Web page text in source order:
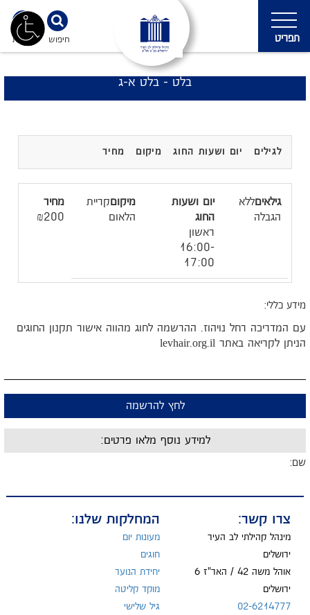
תפריט נגישות חיפוש
בלט - בלט א-ג
לגילים יום ושעות החוג מיקום מחיר
ללא
הגבלה
ראשון
16:00-
17:00
קריית
הלאום
₪200
מידע כללי:
עם המדריכה רחל נויהוז. ההרשמה לחוג מהווה אישור תקנון החוגים
הניתן לקריאה באתר levhair.org.il
לחץ להרשמה
למידע נוסף מלאו פרטים:
שם:
צרו קשר:
מינהל קהילתי לב העיר
ירושלים
אוהל משה 42 / האר"ז 6
ירושלים
02-6214777
המחלקות שלנו:
מעונות יום
חוגים
יחידת הנוער
מוקד קליטה
גיל שלישי